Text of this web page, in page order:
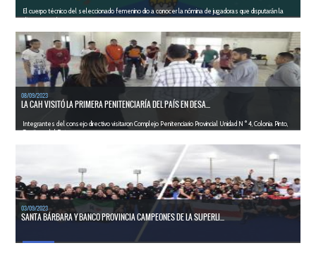
El cuerpo técnico del seleccionado femenino dio a conocer la nómina de jugadoras que disputarán la
cita panamericana.
LEER MÁS
08/09/2023
LA CAH VISITÓ LA PRIMERA PENITENCIARÍA DEL PAÍS EN DESA...
Integrantes del consejo directivo visitaron Complejo Penitenciario Provincial Unidad N ° 4, Colonia Pinto,
Santiago del Estero.
03/09/2023
SANTA BÁRBARA Y BANCO PROVINCIA CAMPEONES DE LA SUPERLI...